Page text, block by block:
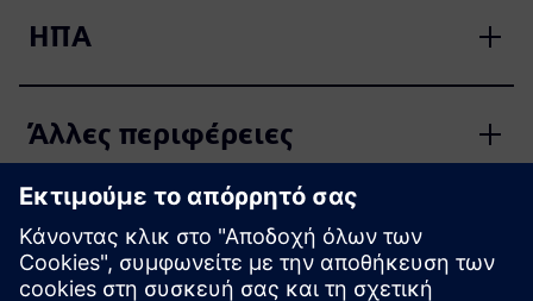
ΗΠΑ
Άλλες περιφέρειες